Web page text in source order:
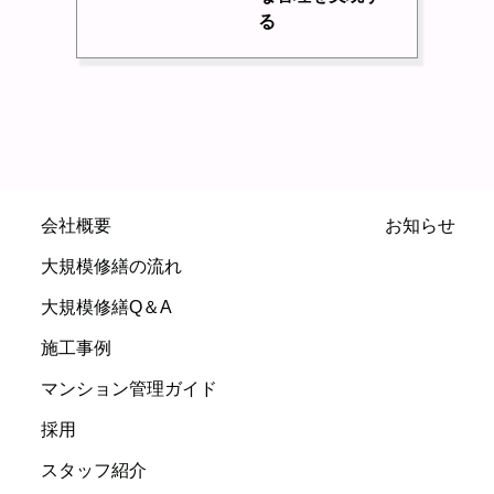
る
会社概要
大規模修繕の流れ
大規模修繕Q＆A
施工事例
マンション管理ガイド
採用
スタッフ紹介
お知らせ